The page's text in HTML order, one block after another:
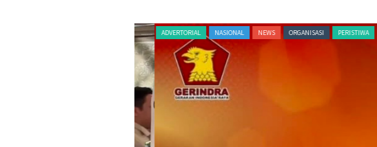
ADVERTORIAL NASIONAL NEWS ORGANISASI PERISTIWA